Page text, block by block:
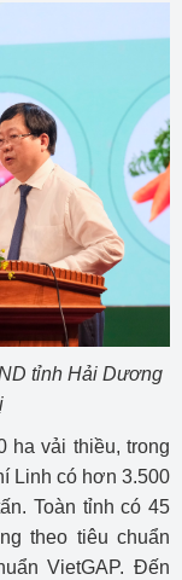
tỉnh Hải Dương
ha vải thiều, trong
Linh có hơn 3.500
Toàn tỉnh có 45
theo tiêu chuẩn
VietGAP. Đến